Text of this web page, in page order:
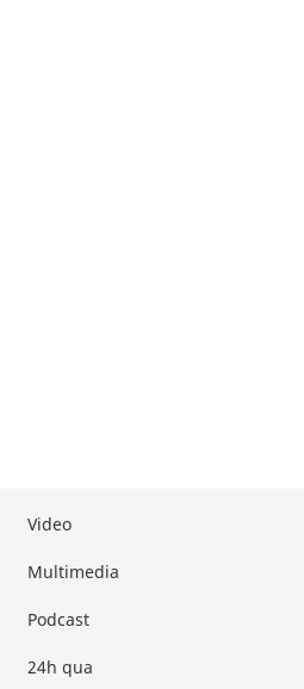
Video
Multimedia
Podcast
24h qua